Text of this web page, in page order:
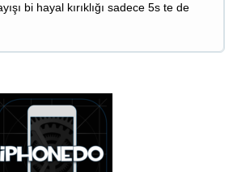
bi hayal kırıklığı sadece 5s te de